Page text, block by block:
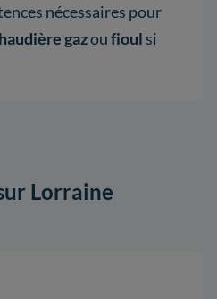
nécessaires pour
gazoufioul si
Lorraine